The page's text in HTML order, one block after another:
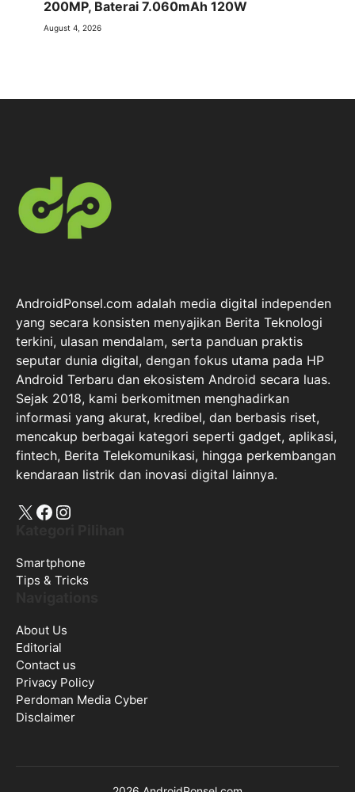
200MP, Baterai 7.060mAh 120W
August 4, 2026
AndroidPonsel.com adalah media digital independen
yang secara konsisten menyajikan Berita Teknologi
terkini, ulasan mendalam, serta panduan praktis
seputar dunia digital, dengan fokus utama pada HP
Android Terbaru dan ekosistem Android secara luas.
Sejak 2018, kami berkomitmen menghadirkan
informasi yang akurat, kredibel, dan berbasis riset,
mencakup berbagai kategori seperti gadget, aplikasi,
fintech, Berita Telekomunikasi, hingga perkembangan
kendaraan listrik dan inovasi digital lainnya.
X Facebook
Instagram
Smartphone
Tips & Tricks
About Us
Editorial
Contact us
Privacy Policy
Perdoman Media Cyber
Disclaimer